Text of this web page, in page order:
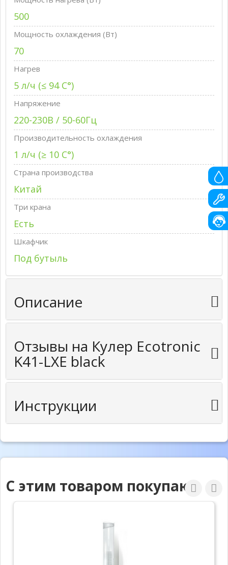
500
Мощность охлаждения (Вт)
70
Нагрев
5 л/ч (≤ 94 C°)
Напряжение
220-230В / 50-60Гц
Производительность охлаждения
1 л/ч (≥ 10 C°)
Страна производства
Китай
Три крана
Есть
Шкафчик
Под бутыль
Описание
Отзывы на Кулер Ecotronic
K41-LXE black
Инструкции
С этим товаром покупают